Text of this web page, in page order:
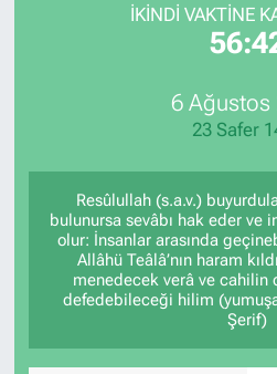
İKINDI VAKTİNE
6 Ağustos
23 Safer
Resûlullah (s.a.v.)
bulunursa sevâbı hak eder ve
olur: İnsanlar arasında
Allâhü Teâlâ’nın haram
menedecek verâ ve cahilin
defedebileceği hilim
Şerif)
HAYATIN İÇİNDEN
Süper Lig Puan Durumu
Son Dakika Haberleri
Haber Arşivi